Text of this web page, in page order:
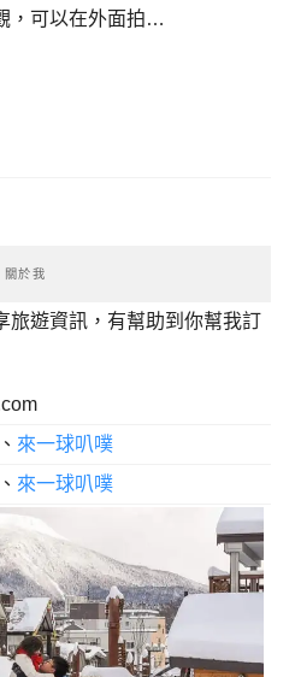
，可以在外面拍…
關於我
旅遊資訊，有幫助到你幫我訂
、 來一球叭噗
、 來一球叭噗